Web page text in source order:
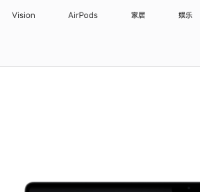
Vision AirPods 家居 娱乐